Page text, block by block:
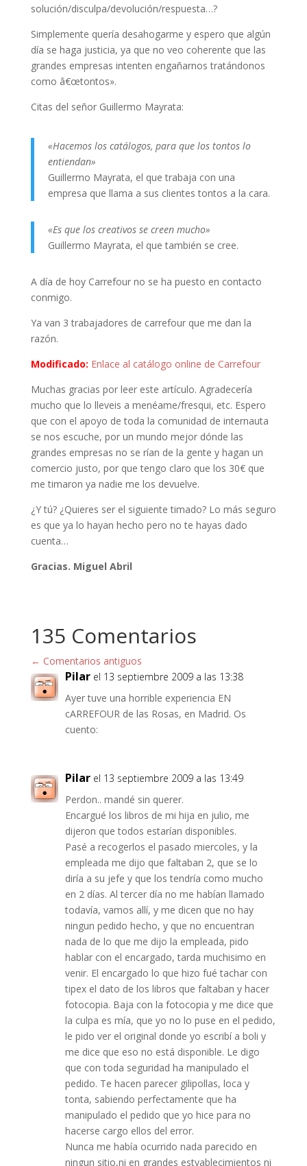
solución/disculpa/devolución/respuesta…?
Simplemente quería desahogarme y espero que algún
día se haga justicia, ya que no veo coherente que las
grandes empresas intenten engañarnos tratándonos
como â€œtontos».
Citas del señor Guillermo Mayrata:
«Hacemos los catálogos, para que los tontos lo
entiendan»
Guillermo Mayrata, el que trabaja con una
empresa que llama a sus clientes tontos a la cara.
«Es que los creativos se creen mucho»
Guillermo Mayrata, el que también se cree.
A día de hoy Carrefour no se ha puesto en contacto
conmigo.
Ya van 3 trabajadores de carrefour que me dan la
razón.
Modificado: Enlace al catálogo online de Carrefour
Muchas gracias por leer este artículo. Agradecería
mucho que lo lleveis a menéame/fresqui, etc. Espero
que con el apoyo de toda la comunidad de internauta
se nos escuche, por un mundo mejor dónde las
grandes empresas no se rían de la gente y hagan un
comercio justo, por que tengo claro que los 30€ que
me timaron ya nadie me los devuelve.
¿Y tú? ¿Quieres ser el siguiente timado? Lo más seguro
es que ya lo hayan hecho pero no te hayas dado
cuenta…
Gracias. Miguel Abril
135 Comentarios
← Comentarios antiguos
Pilar el 13 septiembre 2009 a las 13:38
Ayer tuve una horrible experiencia EN
cARREFOUR de las Rosas, en Madrid. Os
cuento:
Pilar el 13 septiembre 2009 a las 13:49
Perdon.. mandé sin querer.
Encargué los libros de mi hija en julio, me
dijeron que todos estarían disponibles.
Pasé a recogerlos el pasado miercoles, y la
empleada me dijo que faltaban 2, que se lo
diría a su jefe y que los tendría como mucho
en 2 días. Al tercer día no me habían llamado
todavía, vamos allí, y me dicen que no hay
ningun pedido hecho, y que no encuentran
nada de lo que me dijo la empleada, pido
hablar con el encargado, tarda muchisimo en
venir. El encargado lo que hizo fué tachar con
tipex el dato de los libros que faltaban y hacer
fotocopia. Baja con la fotocopia y me dice que
la culpa es mía, que yo no lo puse en el pedido,
le pido ver el original donde yo escribí a boli y
me dice que eso no está disponible. Le digo
que con toda seguridad ha manipulado el
pedido. Te hacen parecer gilipollas, loca y
tonta, sabiendo perfectamente que ha
manipulado el pedido que yo hice para no
hacerse cargo ellos del error.
Nunca me había ocurrido nada parecido en
ningun sitio,ni en grandes estyablecimientos ni